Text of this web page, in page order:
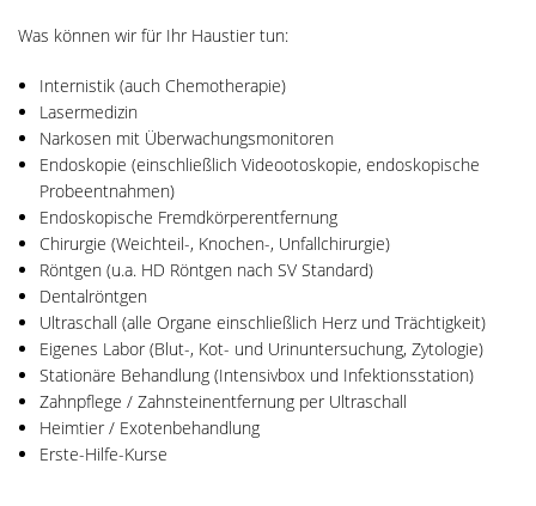
Was können wir für Ihr Haustier tun:
Internistik (auch Chemotherapie)
Lasermedizin
Narkosen mit Überwachungsmonitoren
Endoskopie (einschließlich Videootoskopie, endoskopische
Probeentnahmen)
Endoskopische Fremdkörperentfernung
Chirurgie (Weichteil-, Knochen-, Unfallchirurgie)
Röntgen (u.a. HD Röntgen nach SV Standard)
Dentalröntgen
Ultraschall (alle Organe einschließlich Herz und Trächtigkeit)
Eigenes Labor (Blut-, Kot- und Urinuntersuchung, Zytologie)
Stationäre Behandlung (Intensivbox und Infektionsstation)
Zahnpflege / Zahnsteinentfernung per Ultraschall
Heimtier / Exotenbehandlung
Erste-Hilfe-Kurse